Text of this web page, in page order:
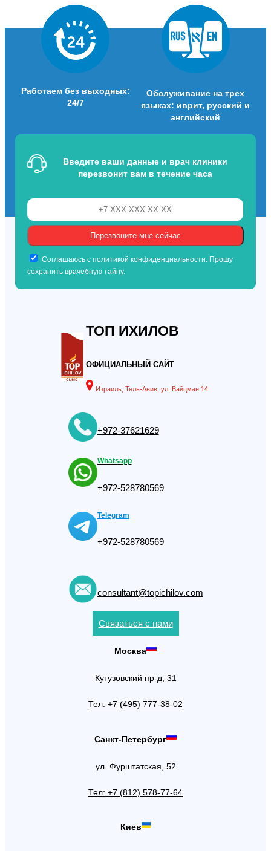
Работаем без выходных:
24/7
Обслуживание на трех
языках: иврит, русский и
английский
Введите ваши данные и врач клиники
перезвонит вам в течение часа
Соглашаюсь с политикой конфиденциальности. Прошу
сохранить врачебную тайну.
ТОП ИХИЛОВ
ОФИЦИАЛЬНЫЙ САЙТ
Израиль, Тель-Авив, ул. Вайцман 14
+972-37621629
Whatsapp
+972-528780569
Telegram
+972-528780569
consultant@topichilov.com
Связаться с нами
Москва
Кутузовский пр-д, 31
Тел: +7 (495) 777-38-02
Санкт-Петербург
ул. Фурштатская, 52
Тел: +7 (812) 578-77-64
Киев